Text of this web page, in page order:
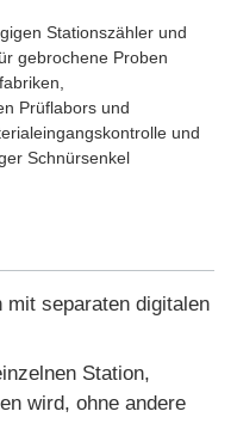
Stationszähler und
gebrochene Proben
Prüflabors und
und
Schnürsenkel
mit separaten digitalen
Station,
wird, ohne andere